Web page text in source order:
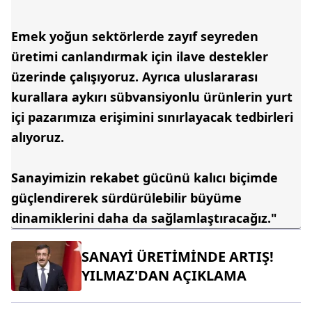
Emek yoğun sektörlerde zayıf seyreden
üretimi canlandırmak için ilave destekler
üzerinde çalışıyoruz. Ayrıca uluslararası
kurallara aykırı sübvansiyonlu ürünlerin yurt
içi pazarımıza erişimini sınırlayacak tedbirleri
alıyoruz.
Sanayimizin rekabet gücünü kalıcı biçimde
güçlendirerek sürdürülebilir büyüme
dinamiklerini daha da sağlamlaştıracağız."
SANAYİ ÜRETİMİNDE ARTIŞ!
YILMAZ'DAN AÇIKLAMA